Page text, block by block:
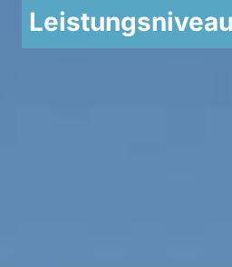
Leistungsniveau